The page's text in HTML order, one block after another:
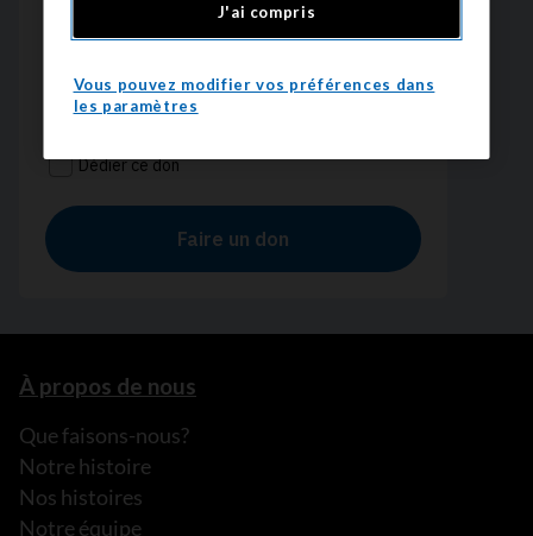
À propos de nous
Que faisons-nous?
Notre histoire
Nos histoires
Notre équipe
J'ai compris
Vous pouvez modifier vos préférences dans
les paramètres